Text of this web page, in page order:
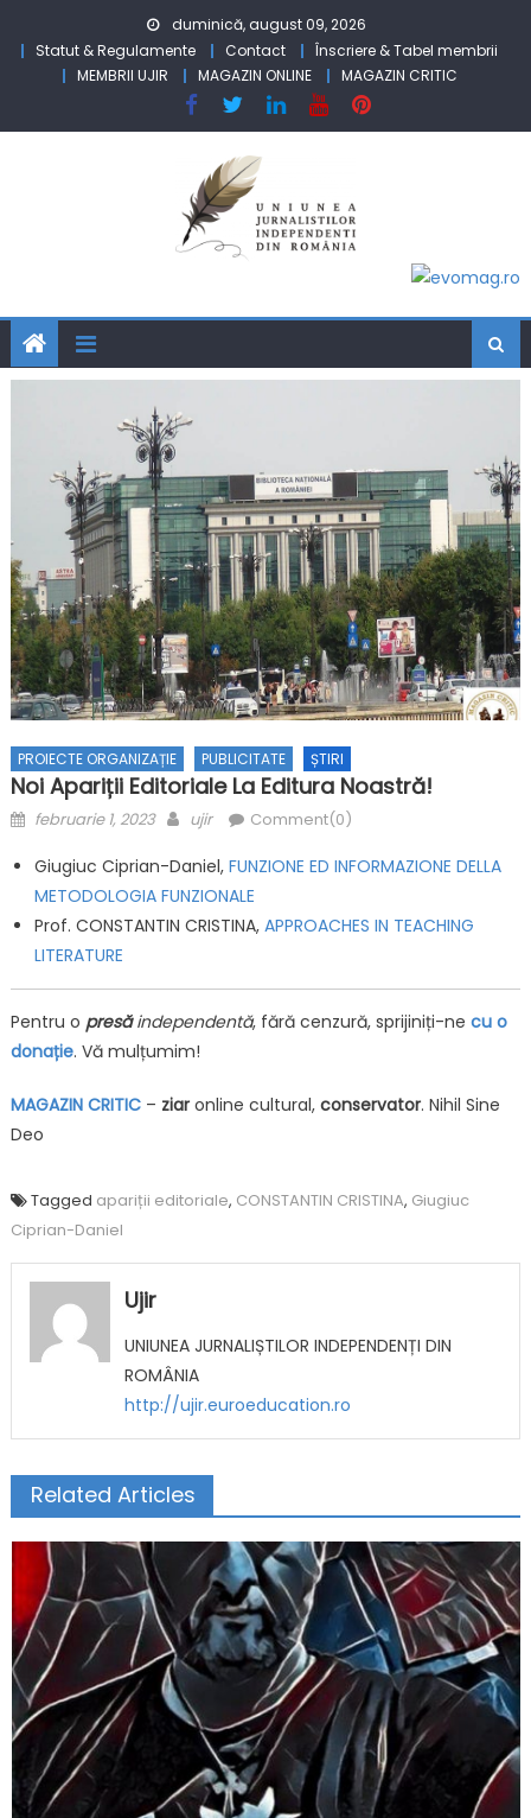
duminică, august 09, 2026
Statut & Regulamente
Contact
Înscriere & Tabel membrii
MEMBRII UJIR
MAGAZIN ONLINE MAGAZIN CRITIC
PROIECTE ORGANIZAȚIE PUBLICITATE ȘTIRI
Noi Apariții Editoriale La Editura Noastră!
Posted on
februarie 1, 2023 Author
ujir Comment(0)
Giugiuc Ciprian-Daniel, FUNZIONE ED INFORMAZIONE DELLA
METODOLOGIA FUNZIONALE
Prof. CONSTANTIN CRISTINA, APPROACHES IN TEACHING
LITERATURE
Pentru o presăindependentă, fără cenzură, sprijiniți-ne cu o
donație. Vă mulțumim!
MAGAZIN CRITIC– ziaronline cultural, conservator. Nihil Sine
Deo
Tagged apariții editoriale, CONSTANTIN CRISTINA, Giugiuc
Ciprian-Daniel
Ujir
UNIUNEA JURNALIȘTILOR INDEPENDENȚI DIN
ROMÂNIA
http://ujir.euroeducation.ro
Related Articles